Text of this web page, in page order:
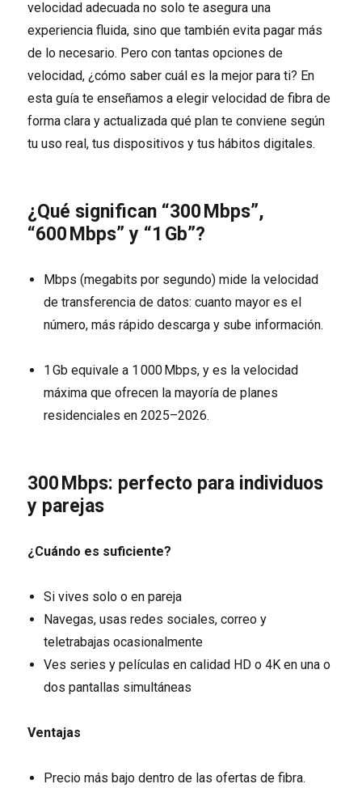
velocidad adecuada no solo te asegura una
experiencia fluida, sino que también evita pagar más
de lo necesario. Pero con tantas opciones de
velocidad, ¿cómo saber cuál es la mejor para ti? En
esta guía te enseñamos a elegir velocidad de fibra de
forma clara y actualizada qué plan te conviene según
tu uso real, tus dispositivos y tus hábitos digitales.
¿Qué significan “300 Mbps”,
“600 Mbps” y “1 Gb”?
Mbps (megabits por segundo) mide la velocidad
de transferencia de datos: cuanto mayor es el
número, más rápido descarga y sube información.
1 Gb equivale a 1 000 Mbps, y es la velocidad
máxima que ofrecen la mayoría de planes
residenciales en 2025–2026.
300 Mbps: perfecto para individuos
y parejas
¿Cuándo es suficiente?
Si vives solo o en pareja
Navegas, usas redes sociales, correo y
teletrabajas ocasionalmente
Ves series y películas en calidad HD o 4K en una o
dos pantallas simultáneas
Ventajas
Precio más bajo dentro de las ofertas de fibra.